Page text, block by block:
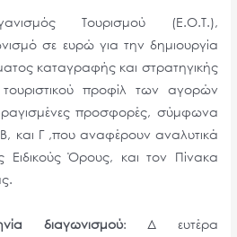
Τουρισμού (Ε.Ο.Τ.),
σε ευρώ για την δημιουργία
καταγραφής και στρατηγικής
προφίλ των αγορών
προσφορές, σύμφωνα
και Γ ,που αναφέρουν αναλυτικά
Ειδικούς Όρους, και τον Πίνακα
διαγωνισμού: Δ ευτέρα